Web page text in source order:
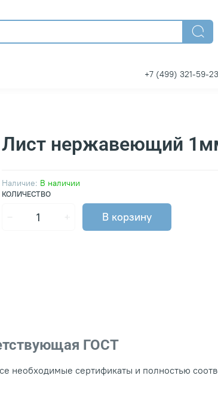
+7 (499) 321-59-23
Наличие: В наличии
Лист нержавеющий
КОЛИЧЕСТВО
В корзину
ГОСТ
необходимые сертификаты и полностью